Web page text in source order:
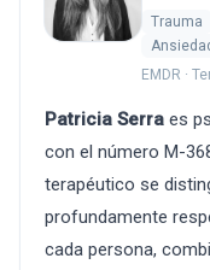
Trauma
EMDR ·
Patricia Serra es
con el número M-
terapéutico se
profundamente
cada persona,